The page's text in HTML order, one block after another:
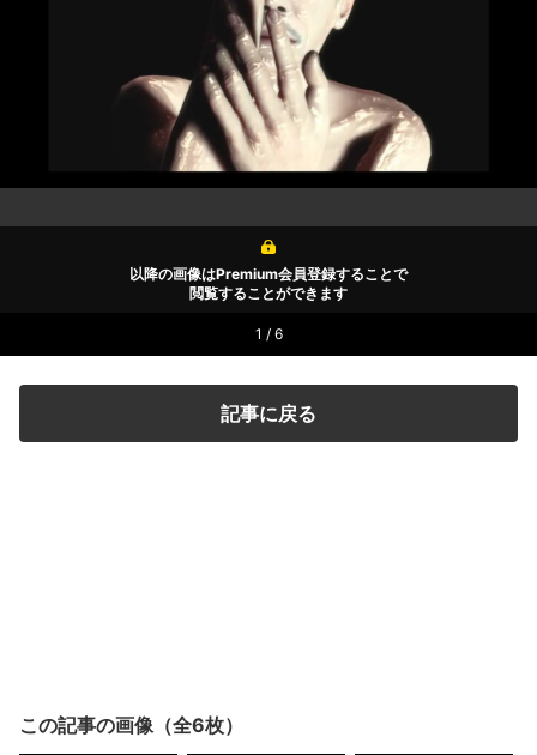
以降の画像はPremium会員登録することで
閲覧することができます
1 / 6
記事に戻る
この記事の画像（全6枚）